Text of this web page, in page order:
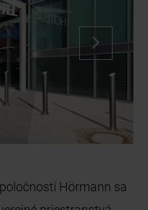
Hörmann sa